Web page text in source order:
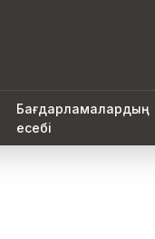
Бағдарламалардың
есебі